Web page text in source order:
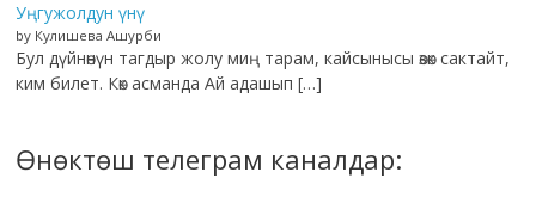
Уңгужолдун үнү
by Кулишева Ашурби
Бул дүйнөнүн тагдыр жолу миң тарам, кайсынысы өзөк сактайт,
ким билет. Көк асманда Ай адашып […]
Өнөктөш телеграм каналдар: